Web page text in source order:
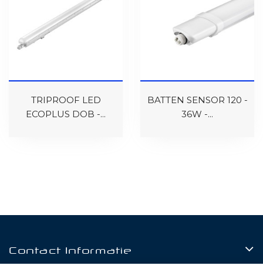
TRIPROOF LED
ECOPLUS DOB -...
BATTEN SENSOR 120 -
36W -...
Contact Informatie